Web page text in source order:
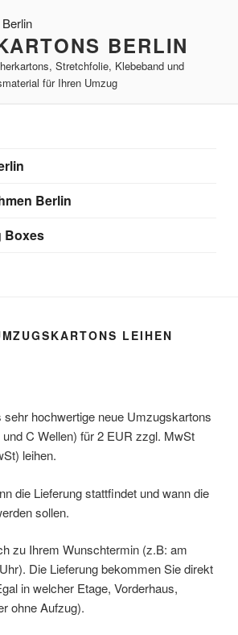
BERLIN
Stretchfolie, Klebeband und
für Ihren Umzug
Berlin
Boxes
LEIHEN
sehr hochwertige neue Umzugskartons
C Wellen) für 2 EUR zzgl. MwSt
leihen.
die Lieferung stattfindet und wann die
sollen.
zu Ihrem Wunschtermin (z.B: am
Die Lieferung bekommen Sie direkt
in welcher Etage, Vorderhaus,
ohne Aufzug).